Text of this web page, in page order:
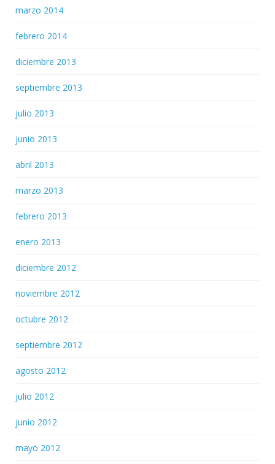
marzo 2014
febrero 2014
diciembre 2013
septiembre 2013
julio 2013
junio 2013
abril 2013
marzo 2013
febrero 2013
enero 2013
diciembre 2012
noviembre 2012
octubre 2012
septiembre 2012
agosto 2012
julio 2012
junio 2012
mayo 2012